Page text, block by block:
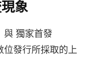
象
與 獨家首發
位發行所採取的上